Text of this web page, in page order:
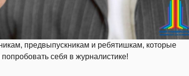
предвыпускникам и ребятишкам, которые
себя в журналистике!